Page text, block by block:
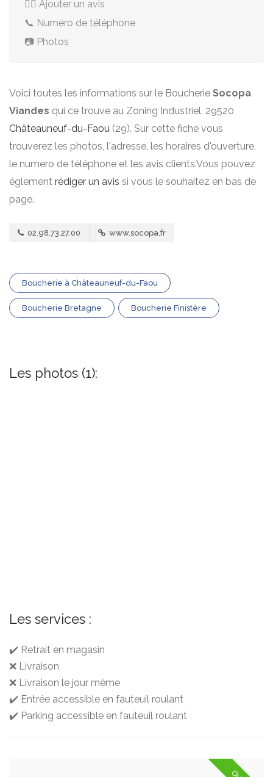
✍🏻 Ajouter un avis
📞 Numéro de téléphone
📷 Photos
Voici toutes les informations sur le Boucherie Socopa
Viandes qui ce trouve au Zoning Industriel, 29520
Châteauneuf-du-Faou (29). Sur cette fiche vous
trouverez les photos, l'adresse, les horaires d'ouverture,
le numero de téléphone et les avis clients.Vous pouvez
églement rédiger un avis si vous le souhaitez en bas de
page.
02.98.73.27.00 www.socopa.fr
Boucherie à Châteauneuf-du-Faou
Boucherie Bretagne Boucherie Finistère
Les photos (1):
Les services :
✔️ Retrait en magasin
❌ Livraison
❌ Livraison le jour même
✔️ Entrée accessible en fauteuil roulant
✔️ Parking accessible en fauteuil roulant